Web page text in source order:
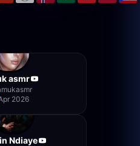
asmr
2026
Ndiaye